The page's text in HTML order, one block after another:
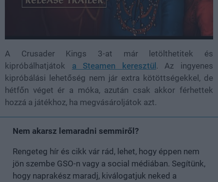
A Crusader Kings 3-at már letölthetitek és
kipróbálhatjátok a Steamen keresztül. Az ingyenes
kipróbálási lehetőség nem jár extra kötöttségekkel, de
hétfőn véget ér a móka, azután csak akkor férhettek
hozzá a játékhoz, ha megvásároljátok azt.
Nem akarsz lemaradni semmiről?
Rengeteg hír és cikk vár rád, lehet, hogy éppen nem
jön szembe GSO-n vagy a social médiában. Segítünk,
hogy naprakész maradj, kiválogatjuk neked a